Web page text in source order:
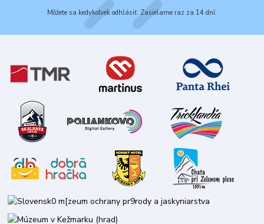
Môžete sa kedykoľvek odhlásiť. Zasielame raz za 14 dní.